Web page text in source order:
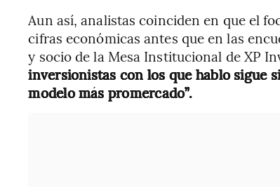
Aun así, analistas coinciden en que el
cifras económicas antes que en las
y socio de la Mesa Institucional de XP
inversionistas con los que hablo sigue
modelo más promercado”.